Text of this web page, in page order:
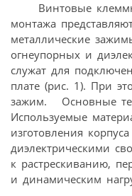
Винтовые
монтажа
металлические
огнеупорных и
служат для
плате (рис. 1). При
зажим. Основные
Используемые
изготовления
диэлектрическими
к растрескиванию,
и динамическим